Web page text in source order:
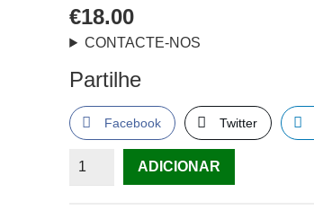
€18.00
CONTACTE-NOS
Partilhe
Facebook Twitter
QuantidadeADICIONAR